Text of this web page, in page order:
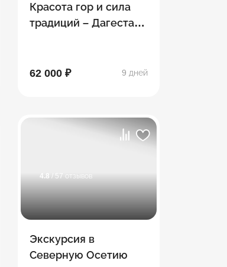
Красота гор и сила
традиций – Дагестан
62 000 ₽
9 дней
4.8 / 57 отзывов
Экскурсия в
Северную Осетию